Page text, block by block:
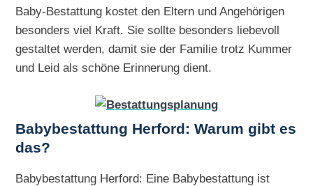
Baby-Bestattung kostet den Eltern und Angehörigen
besonders viel Kraft. Sie sollte besonders liebevoll
gestaltet werden, damit sie der Familie trotz Kummer
und Leid als schöne Erinnerung dient.
Babybestattung Herford: Warum gibt es
das?
Babybestattung Herford: Eine Babybestattung ist